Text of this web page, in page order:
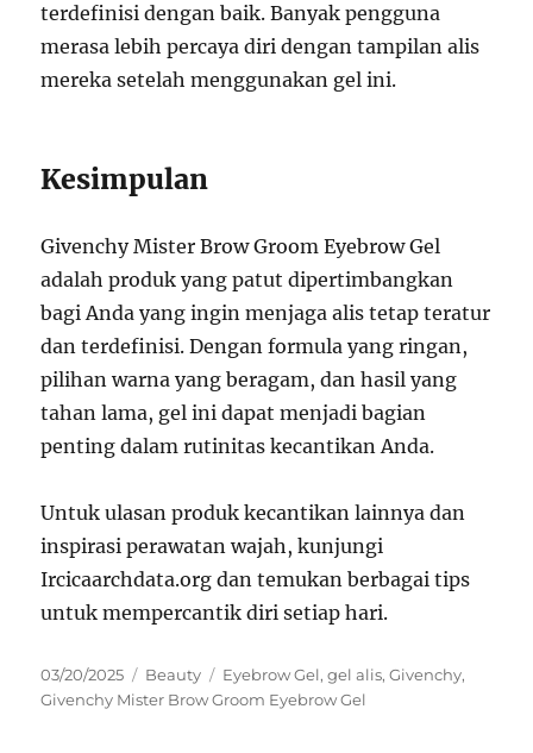
terdefinisi dengan baik. Banyak pengguna
merasa lebih percaya diri dengan tampilan alis
mereka setelah menggunakan gel ini.
Kesimpulan
Givenchy Mister Brow Groom Eyebrow Gel
adalah produk yang patut dipertimbangkan
bagi Anda yang ingin menjaga alis tetap teratur
dan terdefinisi. Dengan formula yang ringan,
pilihan warna yang beragam, dan hasil yang
tahan lama, gel ini dapat menjadi bagian
penting dalam rutinitas kecantikan Anda.
Untuk ulasan produk kecantikan lainnya dan
inspirasi perawatan wajah, kunjungi
Ircicaarchdata.org dan temukan berbagai tips
untuk mempercantik diri setiap hari.
Posted
on
03/20/2025 Categories
Beauty Tags
Eyebrow Gel,gel alis,Givenchy,
Givenchy Mister Brow Groom Eyebrow Gel